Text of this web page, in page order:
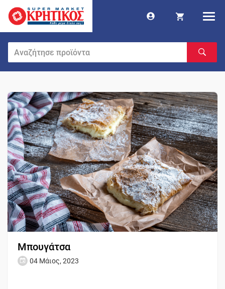
Μπουγάτσα
04 Μάιος, 2023